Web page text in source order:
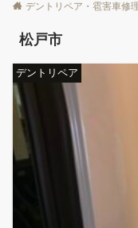
デントリペア・雹害車修
松戸市
デントリペア